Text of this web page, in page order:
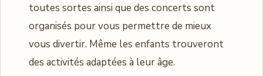
toutes sortes ainsi que des concerts sont
organisés pour vous permettre de mieux
vous divertir. Même les enfants trouveront
des activités adaptées à leur âge.